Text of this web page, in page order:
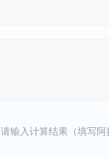
请输入计算结果（填写